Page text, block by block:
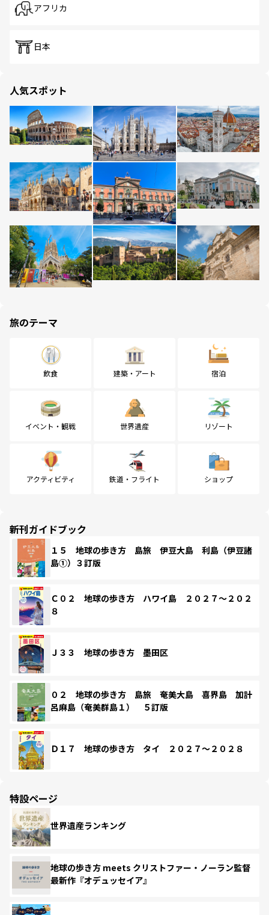
アフリカ
日本
人気スポット
旅のテーマ
飲食 建築・アート 宿泊
イベント・観戦 世界遺産 リゾート
アクティビティ 鉄道・フライト ショップ
新刊ガイドブック
１５ 地球の歩き方 島旅 伊豆大島 利島（伊豆諸
島①）３訂版
Ｃ０２ 地球の歩き方 ハワイ島 ２０２７～２０２
８
Ｊ３３ 地球の歩き方 墨田区
０２ 地球の歩き方 島旅 奄美大島 喜界島 加計
呂麻島（奄美群島１） ５訂版
Ｄ１７ 地球の歩き方 タイ ２０２７～２０２８
特設ページ
世界遺産ランキング
地球の歩き方 meets クリストファー・ノーラン監督
最新作『オデュッセイア』